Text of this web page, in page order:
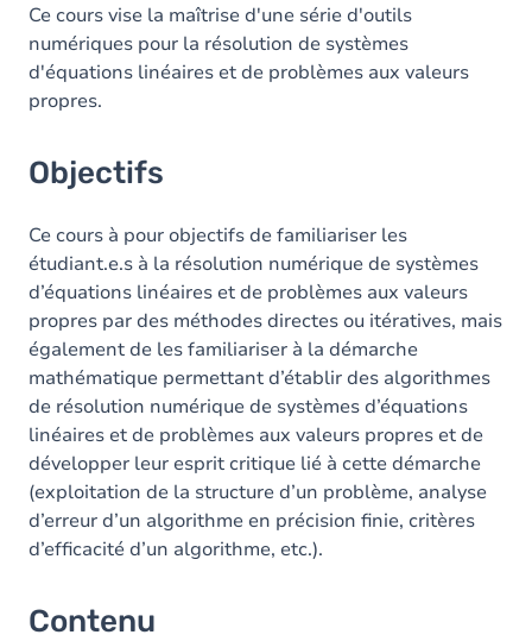
Contenu
Table des matières
Exercices
Ce cours vise la maîtrise d'une série d'outils
numériques pour la résolution de systèmes
d'équations linéaires et de problèmes aux valeurs
propres.
Objectifs
Ce cours à pour objectifs de familiariser les
étudiant.e.s à la résolution numérique de systèmes
d’équations linéaires et de problèmes aux valeurs
propres par des méthodes directes ou itératives, mais
également de les familiariser à la démarche
mathématique permettant d’établir des algorithmes
de résolution numérique de systèmes d’équations
linéaires et de problèmes aux valeurs propres et de
développer leur esprit critique lié à cette démarche
(exploitation de la structure d’un problème, analyse
d’erreur d’un algorithme en précision finie, critères
d’efficacité d’un algorithme, etc.).
Contenu